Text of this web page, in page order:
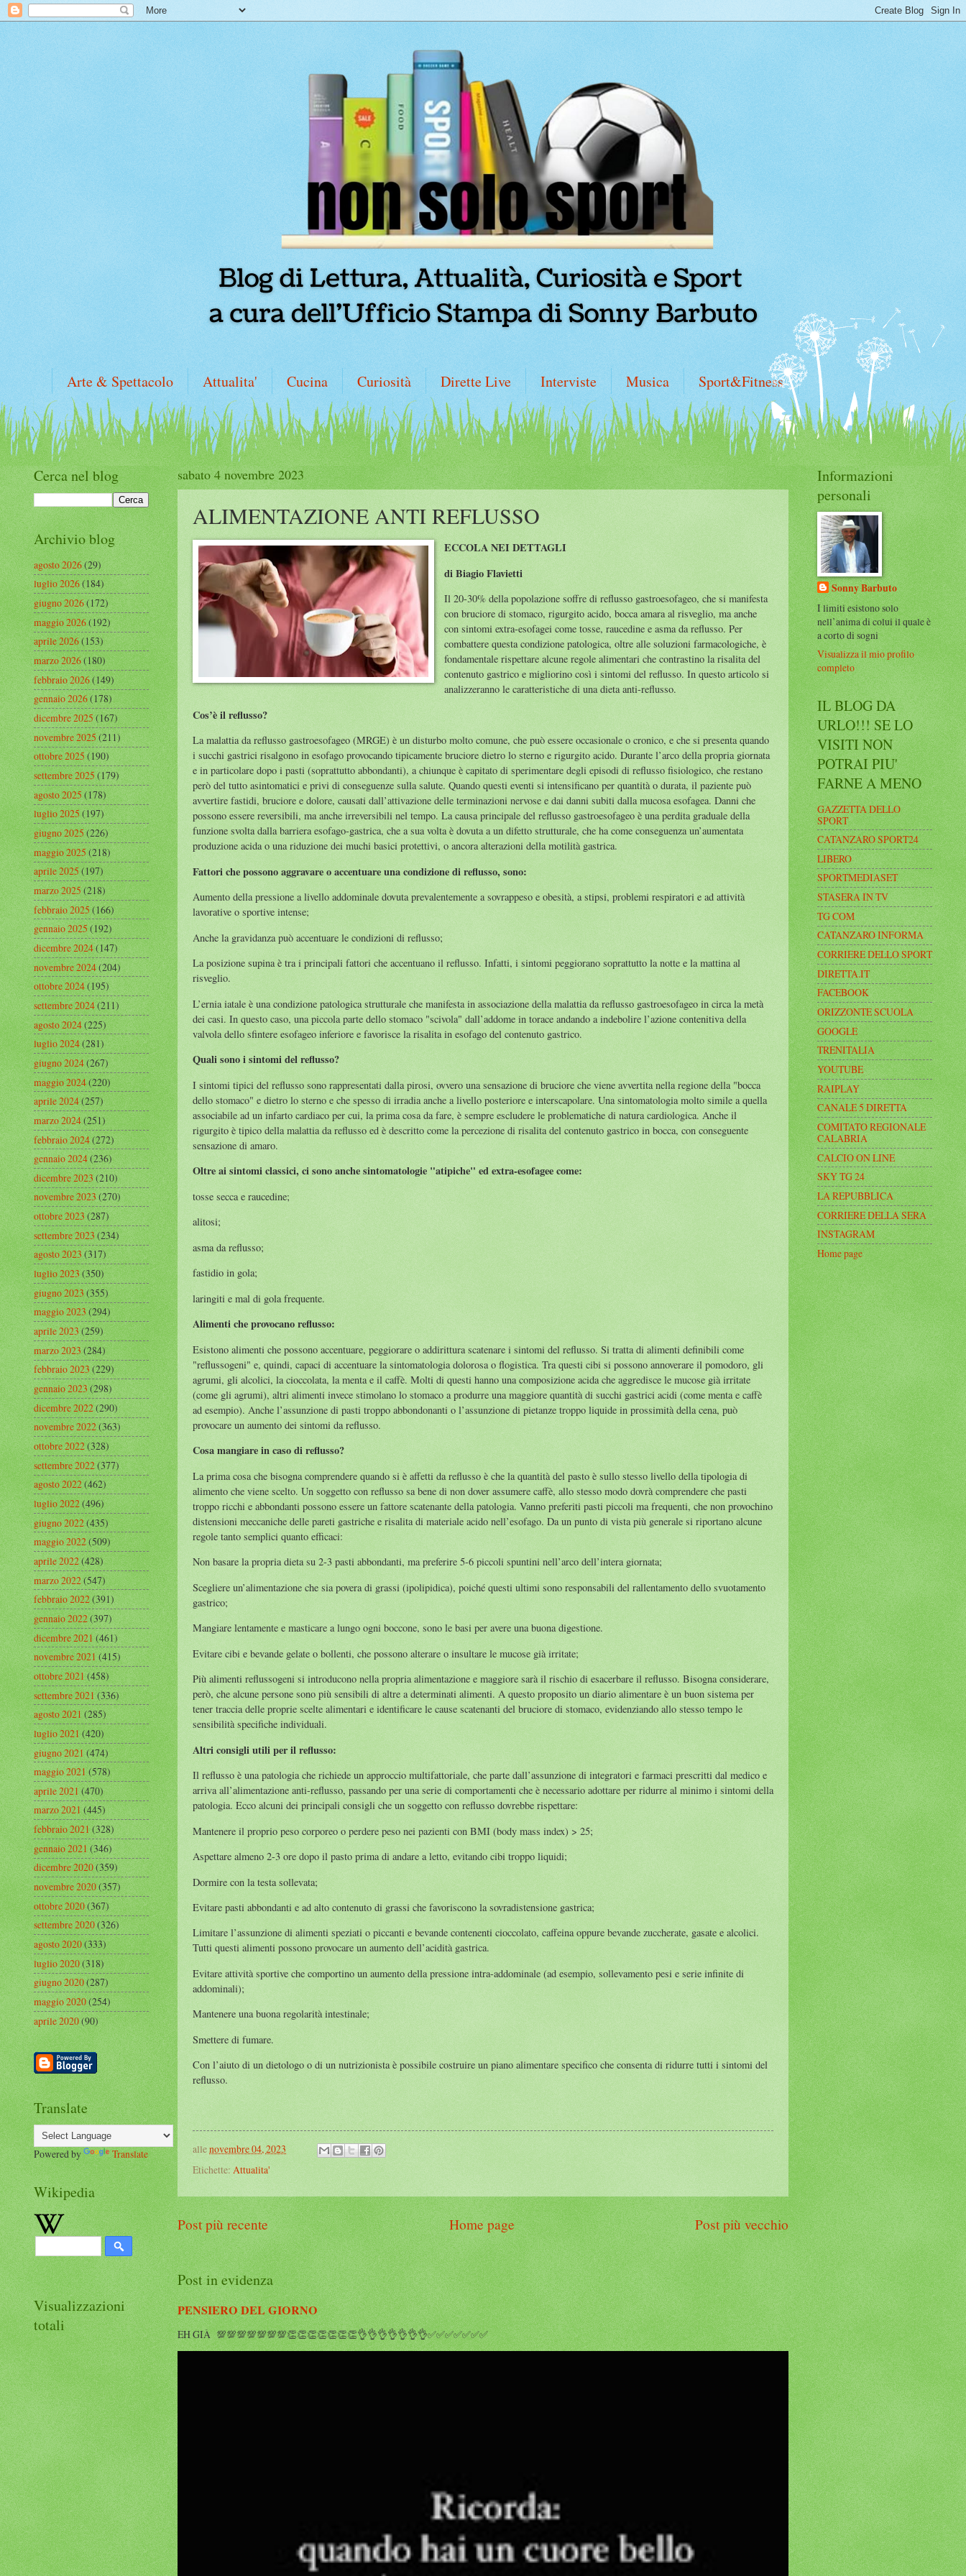
Arte & Spettacolo Attualita' Cucina Curiosità Dirette Live Interviste Musica Sport&Fitness
sabato 4 novembre 2023
ALIMENTAZIONE ANTI REFLUSSO
ECCOLA NEI DETTAGLI
di Biagio Flavietti
Il 20-30% della popolazione soffre di reflusso gastroesofageo, che si manifesta
con bruciore di stomaco, rigurgito acido, bocca amara al risveglio, ma anche
con sintomi extra-esofagei come tosse, raucedine e asma da reflusso. Per
combattere questa condizione patologica, oltre alle soluzioni farmacologiche, è
fondamentale rispettare alcune regole alimentari che contrastino la risalita del
contenuto gastrico e migliorino così i sintomi del reflusso. In questo articolo si
analizzeranno le caratteristiche di una dieta anti-reflusso.
Cos’è il reflusso?
La malattia da reflusso gastroesofageo (MRGE) è un disturbo molto comune, che può essere occasionale o cronico, e che si presenta quando
i succhi gastrici risalgono in esofago provocando tipicamente bruciore dietro lo sterno e rigurgito acido. Durante l’arco della propria giornata
e in particolare dopo i pasti (soprattutto abbondanti), a chiunque è capitato di sperimentare degli episodi di reflusso fisiologico, che restano
però del tutto asintomatici e privi di conseguenze sulla salute. Quando questi eventi si intensificano per quantità o durata, il paziente può
avvertire fastidi, bruciore e dolore, causati dall’attivazione delle terminazioni nervose e dai danni subiti dalla mucosa esofagea. Danni che
possono essere reversibili, ma anche irreversibili nel tempo. La causa principale del reflusso gastroesofageo è una perdita graduale della
funzione svolta dalla barriera esofago-gastrica, che a sua volta è dovuta a un difetto strutturale, che ha come conseguenza un’aumentata
produzione acida o una riduzione dei muchi basici protettivi, o ancora alterazioni della motilità gastrica.
Fattori che possono aggravare o accentuare una condizione di reflusso, sono:
Aumento della pressione a livello addominale dovuta prevalentemente a sovrappeso e obesità, a stipsi, problemi respiratori e ad attività
lavorative o sportive intense;
Anche la gravidanza può accentuare le condizioni di reflusso;
La posizione supina è tra i principali fattori che accentuano il reflusso. Infatti, i sintomi peggiorano soprattutto la notte e la mattina al
risveglio.
L’ernia iatale è una condizione patologica strutturale che manifesta in associazione della malattia da reflusso gastroesofageo in circa la metà
dei casi. In questo caso, una piccola parte dello stomaco "scivola" dall’addome in torace andando a indebolire l’azione contenitiva della
valvola dello sfintere esofageo inferiore e favorisce la risalita in esofago del contenuto gastrico.
Quali sono i sintomi del reflusso?
I sintomi tipici del reflusso sono rappresentati dalla pirosi, ovvero una sensazione di bruciore che viene avvertita nella regione della "bocca
dello stomaco" e dietro lo sterno e che spesso di irradia anche a livello posteriore e interscapolare. Una sintomatologia molto simile a quella
associabile ad un infarto cardiaco per cui, la prima cosa da fare, è sempre escludere le problematiche di natura cardiologica. Anche il
rigurgito è tipico della malattia da reflusso ed è descritto come la percezione di risalita del contenuto gastrico in bocca, con conseguente
sensazione di amaro.
Oltre ai sintomi classici, ci sono anche sintomatologie "atipiche" ed extra-esofagee come:
tosse secca e raucedine;
alitosi;
asma da reflusso;
fastidio in gola;
laringiti e mal di gola frequente.
Alimenti che provocano reflusso:
Esistono alimenti che possono accentuare, peggiorare o addirittura scatenare i sintomi del reflusso. Si tratta di alimenti definibili come
"reflussogeni" e, quindi, capaci di accentuare la sintomatologia dolorosa o flogistica. Tra questi cibi si possono annoverare il pomodoro, gli
agrumi, gli alcolici, la cioccolata, la menta e il caffè. Molti di questi hanno una composizione acida che aggredisce le mucose già irritate
(come gli agrumi), altri alimenti invece stimolano lo stomaco a produrre una maggiore quantità di succhi gastrici acidi (come menta e caffè
ad esempio). Anche l’assunzione di pasti troppo abbondonanti o l’assunzione di pietanze troppo liquide in prossimità della cena, può
provocare un aumento dei sintomi da reflusso.
Cosa mangiare in caso di reflusso?
La prima cosa che bisogna comprendere quando si è affetti da reflusso è che la quantità del pasto è sullo stesso livello della tipologia di
alimento che viene scelto. Un soggetto con reflusso sa bene di non dover assumere caffè, allo stesso modo dovrà comprendere che pasti
troppo ricchi e abbondanti possono essere un fattore scatenante della patologia. Vanno preferiti pasti piccoli ma frequenti, che non provochino
distensioni meccaniche delle pareti gastriche e risalita di materiale acido nell’esofago. Da un punto di vista più generale si riportano alcune
regole tanto semplici quanto efficaci:
Non basare la propria dieta su 2-3 pasti abbondanti, ma preferire 5-6 piccoli spuntini nell’arco dell’intera giornata;
Scegliere un’alimentazione che sia povera di grassi (ipolipidica), poiché questi ultimi sono responsabili del rallentamento dello svuotamento
gastrico;
Mangiare lentamente e masticare a lungo ogni boccone, sono le basi per avere una buona digestione.
Evitare cibi e bevande gelate o bollenti, che possono alterare o insultare le mucose già irritate;
Più alimenti reflussogeni si introducono nella propria alimentazione e maggiore sarà il rischio di esacerbare il reflusso. Bisogna considerare,
però, che alcune persone sono più sensibili di altre a determinati alimenti. A questo proposito un diario alimentare è un buon sistema per
tener traccia delle proprie scelte alimentari e identificare le cause scatenanti del bruciore di stomaco, evidenziando allo stesso tempo le
sensibilità specifiche individuali.
Altri consigli utili per il reflusso:
Il reflusso è una patologia che richiede un approccio multifattoriale, che parte dall’assunzione di integratori e farmaci prescritti dal medico e
arriva all’alimentazione anti-reflusso, passando per una serie di comportamenti che è necessario adottare per ridurre al minimo i sintomi della
patologia. Ecco alcuni dei principali consigli che un soggetto con reflusso dovrebbe rispettare:
Mantenere il proprio peso corporeo o perdere peso nei pazienti con BMI (body mass index) > 25;
Aspettare almeno 2-3 ore dopo il pasto prima di andare a letto, evitando cibi troppo liquidi;
Dormire con la testa sollevata;
Evitare pasti abbondanti e ad alto contenuto di grassi che favoriscono la sovradistensione gastrica;
Limitare l’assunzione di alimenti speziati o piccanti e bevande contenenti cioccolato, caffeina oppure bevande zuccherate, gasate e alcolici.
Tutti questi alimenti possono provocare un aumento dell’acidità gastrica.
Evitare attività sportive che comportino un aumento della pressione intra-addominale (ad esempio, sollevamento pesi e serie infinite di
addominali);
Mantenere una buona regolarità intestinale;
Smettere di fumare.
Con l’aiuto di un dietologo o di un nutrizionista è possibile costruire un piano alimentare specifico che consenta di ridurre tutti i sintomi del
reflusso.
allenovembre 04, 2023
Etichette: Attualita'
Post più recente Post più vecchio
Home page
Post in evidenza
PENSIERO DEL GIORNO
EH GIÀ 💯💯💯💯💯💯💯👏👏👏👏👏👏👏👌👌👌👌👌👌👌✅✅✅✅✅✅✅
Cerca nel blog
Archivio blog
agosto 2026(29)
luglio 2026(184)
giugno 2026(172)
maggio 2026(192)
aprile 2026(153)
marzo 2026(180)
febbraio 2026(149)
gennaio 2026(178)
dicembre 2025(167)
novembre 2025(211)
ottobre 2025(190)
settembre 2025(179)
agosto 2025(178)
luglio 2025(197)
giugno 2025(226)
maggio 2025(218)
aprile 2025(197)
marzo 2025(218)
febbraio 2025(166)
gennaio 2025(192)
dicembre 2024(147)
novembre 2024(204)
ottobre 2024(195)
settembre 2024(211)
agosto 2024(225)
luglio 2024(281)
giugno 2024(267)
maggio 2024(220)
aprile 2024(257)
marzo 2024(251)
febbraio 2024(272)
gennaio 2024(236)
dicembre 2023(210)
novembre 2023(270)
ottobre 2023(287)
settembre 2023(234)
agosto 2023(317)
luglio 2023(350)
giugno 2023(355)
maggio 2023(294)
aprile 2023(259)
marzo 2023(284)
febbraio 2023(229)
gennaio 2023(298)
dicembre 2022(290)
novembre 2022(363)
ottobre 2022(328)
settembre 2022(377)
agosto 2022(462)
luglio 2022(496)
giugno 2022(435)
maggio 2022(509)
aprile 2022(428)
marzo 2022(547)
febbraio 2022(391)
gennaio 2022(397)
dicembre 2021(461)
novembre 2021(415)
ottobre 2021(458)
settembre 2021(336)
agosto 2021(285)
luglio 2021(420)
giugno 2021(474)
maggio 2021(578)
aprile 2021(470)
marzo 2021(445)
febbraio 2021(328)
gennaio 2021(346)
dicembre 2020(359)
novembre 2020(357)
ottobre 2020(367)
settembre 2020(326)
agosto 2020(333)
luglio 2020(318)
giugno 2020(287)
maggio 2020(254)
aprile 2020(90)
Translate
Powered by Translate
Wikipedia
Visualizzazioni
totali
Informazioni
personali
Sonny Barbuto
I limiti esistono solo
nell’anima di colui il quale è
a corto di sogni
Visualizza il mio profilo
completo
IL BLOG DA
URLO!!! SE LO
VISITI NON
POTRAI PIU'
FARNE A MENO
GAZZETTA DELLO
SPORT
CATANZARO SPORT24
LIBERO
SPORTMEDIASET
STASERA IN TV
TG COM
CATANZARO INFORMA
CORRIERE DELLO SPORT
DIRETTA.IT
FACEBOOK
ORIZZONTE SCUOLA
GOOGLE
TRENITALIA
YOUTUBE
RAIPLAY
CANALE 5 DIRETTA
COMITATO REGIONALE
CALABRIA
CALCIO ON LINE
SKY TG 24
LA REPUBBLICA
CORRIERE DELLA SERA
INSTAGRAM
Home page